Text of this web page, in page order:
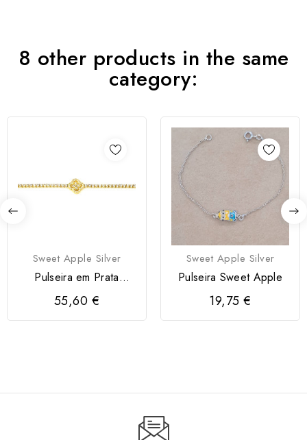
8 other products in the same
category:
Sweet Apple Silver
Pulseira em Prata
Dourada 925 com
Flor/Trevo
55,60 €
Sweet Apple Silver
Pulseira Sweet Apple
19,75 €